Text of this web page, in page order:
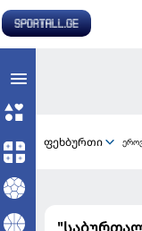
ფეხბურთი